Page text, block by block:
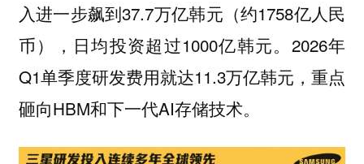
入进一步飙到37.7万亿韩元（约1758亿人民
币），日均投资超过1000亿韩元。2026年
Q1单季度研发费用就达11.3万亿韩元，重点
砸向HBM和下一代AI存储技术。